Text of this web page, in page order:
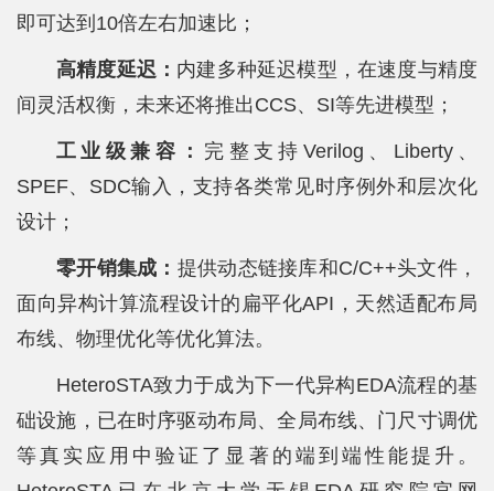
即可达到10倍左右加速比；
高精度延迟： 内建多种延迟模型，在速度与精度
间灵活权衡，未来还将推出CCS、SI等先进模型；
工业级兼容： 完整支持Verilog、Liberty、
SPEF、SDC输入，支持各类常见时序例外和层次化
设计；
零开销集成： 提供动态链接库和C/C++头文件，
面向异构计算流程设计的扁平化API，天然适配布局
布线、物理优化等优化算法。
HeteroSTA致力于成为下一代异构EDA流程的基
础设施，已在时序驱动布局、全局布线、门尺寸调优
等真实应用中验证了显著的端到端性能提升。